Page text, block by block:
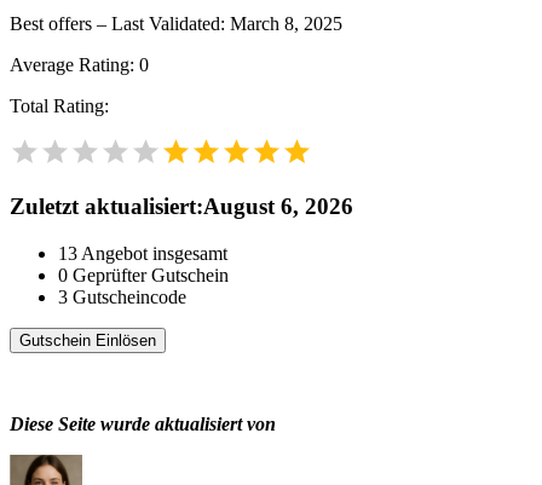
Best offers – Last Validated: March 8, 2025
Average Rating: 0
Total Rating:
Zuletzt aktualisiert:August 6, 2026
13 Angebot insgesamt
0 Geprüfter Gutschein
3 Gutscheincode
Gutschein Einlösen
Diese Seite wurde aktualisiert von